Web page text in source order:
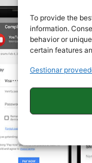
To provide the
information.
behavior or
certain features
Gestionar